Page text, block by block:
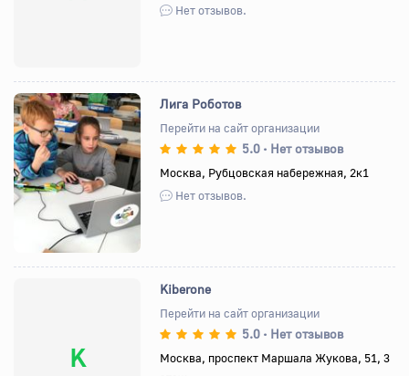
Нет отзывов.
Назад Вперед
Лига Роботов
Перейти на сайт организации
5.0 • Нет отзывов
Москва, Рубцовская набережная, 2к1
Нет отзывов.
K
Kiberone
Перейти на сайт организации
5.0 • Нет отзывов
Москва, проспект Маршала Жукова, 51, 3